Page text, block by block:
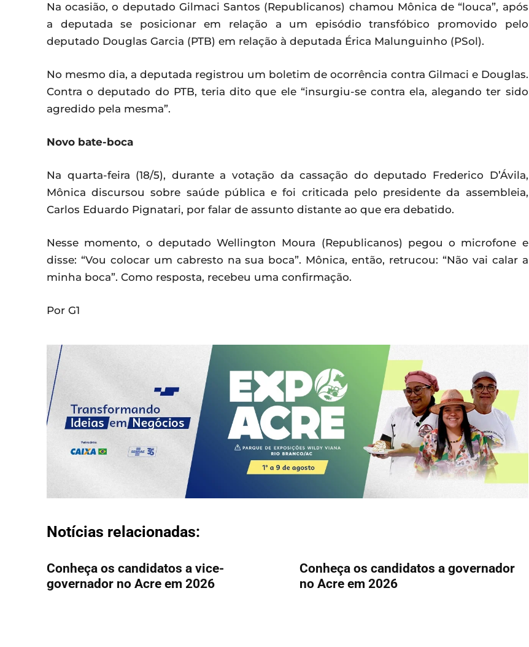
Na ocasião, o deputado Gilmaci Santos (Republicanos) chamou Mônica de “louca”, após
a deputada se posicionar em relação a um episódio transfóbico promovido pelo
deputado Douglas Garcia (PTB) em relação à deputada Érica Malunguinho (PSol).
No mesmo dia, a deputada registrou um boletim de ocorrência contra Gilmaci e Douglas.
Contra o deputado do PTB, teria dito que ele “insurgiu-se contra ela, alegando ter sido
agredido pela mesma”.
Novo bate-boca
Na quarta-feira (18/5), durante a votação da cassação do deputado Frederico D’Ávila,
Mônica discursou sobre saúde pública e foi criticada pelo presidente da assembleia,
Carlos Eduardo Pignatari, por falar de assunto distante ao que era debatido.
Nesse momento, o deputado Wellington Moura (Republicanos) pegou o microfone e
disse: “Vou colocar um cabresto na sua boca”. Mônica, então, retrucou: “Não vai calar a
minha boca”. Como resposta, recebeu uma confirmação.
Por G1
Notícias relacionadas:
Conheça os candidatos a vice-
governador no Acre em 2026
Conheça os candidatos a governador
no Acre em 2026